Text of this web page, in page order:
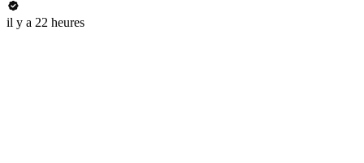
il y a 22 heures